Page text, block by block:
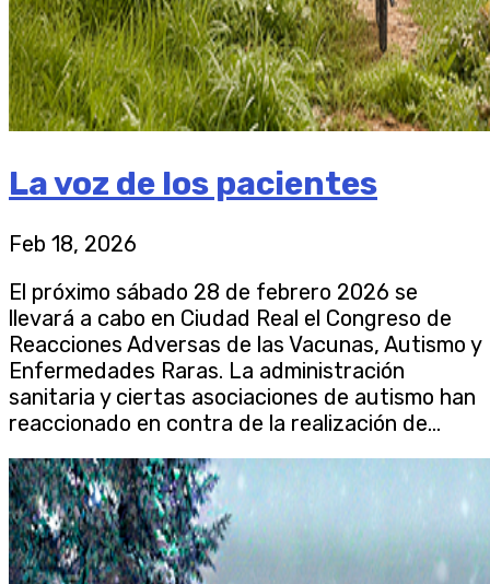
La voz de los pacientes
Feb 18, 2026
El próximo sábado 28 de febrero 2026 se
llevará a cabo en Ciudad Real el Congreso de
Reacciones Adversas de las Vacunas, Autismo y
Enfermedades Raras. La administración
sanitaria y ciertas asociaciones de autismo han
reaccionado en contra de la realización de...